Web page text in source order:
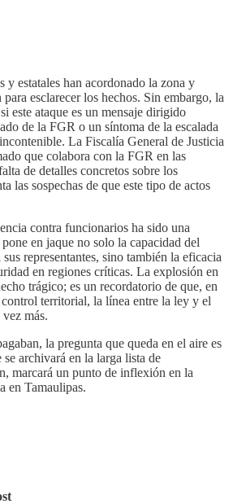
y estatales han acordonado la zona y
esclarecer los hechos. Sin embargo, la
este ataque es un mensaje dirigido
de la FGR o un síntoma de la escalada
La Fiscalía General de Justicia
que colabora con la FGR en las
de detalles concretos sobre los
las sospechas de que este tipo de actos
contra funcionarios ha sido una
en jaque no solo la capacidad del
representantes, sino también la eficacia
en regiones críticas. La explosión en
trágico; es un recordatorio de que, en
territorial, la línea entre la ley y el
más.
la pregunta que queda en el aire es
se archivará en la larga lista de
marcará un punto de inflexión en la
en Tamaulipas.